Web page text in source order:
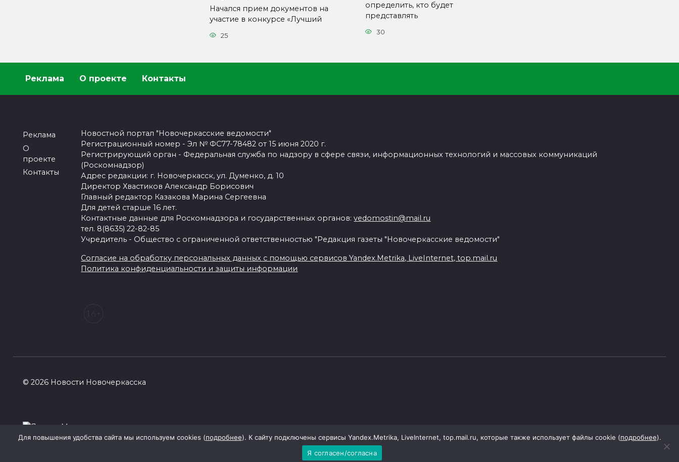
Начался прием документов на
участие в конкурсе «Лучший
25
определить, кто будет
представлять
30
Реклама О проекте Контакты
Реклама
О
проекте
Контакты
Новостной портал "Новочеркасские ведомости"
Регистрационный номер - Эл № ФС77-78482 от 15 июня 2020 г.
Регистрирующий орган - Федеральная служба по надзору в сфере связи, информационных технологий и массовых коммуникаций
(Роскомнадзор)
Адрес редакции: г. Новочеркасск, ул. Думенко, д. 10
Директор Хвастиков Александр Борисович
Главный редактор Казакова Марина Сергеевна
Для детей старше 16 лет.
Контактные данные для Роскомнадзора и государственных органов:vedomostin@mail.ru
тел. 8(8635) 22-82-85
Учредитель - Общество с ограниченной ответственностью "Редакция газеты "Новочеркасские ведомости"
Согласие на обработку персональных данных с помощью сервисов Yandex.Metrika, LiveInternet, top.mail.ru
Политика конфиденциальности и защиты информации
© 2026 Новости Новочеркасска
Для повышения удобства сайта мы используем cookies (подробнее). К сайту подключены сервисы Yandex.Metrika, LiveInternet, top.mail.ru, которые также использует файлы cookie (подробнее).
Я согласен/согласна